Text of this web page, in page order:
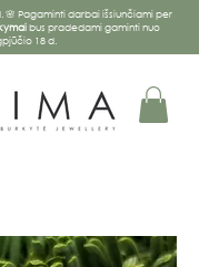
Pagaminti darbai išsiunčiami per
bus pradedami gaminti nuo
18 d.